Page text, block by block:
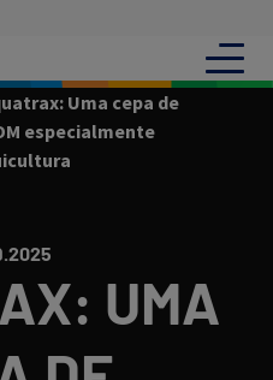
Uma cepa de
especialmente
UMA